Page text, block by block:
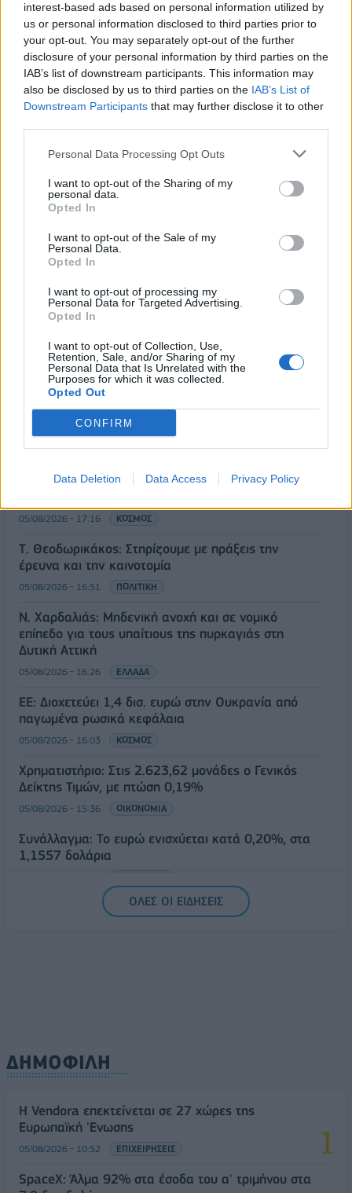
interest-based ads based on personal information utilized by
us or personal information disclosed to third parties prior to
your opt-out. You may separately opt-out of the further
disclosure of your personal information by third parties on the
IAB’s list of downstream participants. This information may
also be disclosed by us to third parties on the IAB’s List of
Downstream Participants that may further disclose it to other
Personal Data Processing Opt Outs
I want to opt-out of the Sharing of my
personal data.
Opted In
I want to opt-out of the Sale of my
Personal Data.
Opted In
I want to opt-out of processing my
Personal Data for Targeted Advertising.
Opted In
I want to opt-out of Collection, Use,
Retention, Sale, and/or Sharing of my
Personal Data that Is Unrelated with the
Purposes for which it was collected.
Opted Out
CONFIRM
Data Deletion Data Access Privacy Policy
εκατ. ευρώ ο τζίρος
05/08/2026 - 18:27
Είσοδος της γαλλικής Meridiam στην ηλεκτρική
διασύνδεση Ελλάδας – Κύπρου
ΔΕΗ: Ισχυρή ανάπτυξη στο α΄ εξάμηνο 2026 με
προσαρμοσμένο EBITDA στα 1,2 δισ. ευρώ
05/08/2026 - 17:51 ΕΝΕΡΓΕΙΑ
Όμιλος AKTOR: Εξαγοράζει το 75% των ΗΛΕΚΤΩΡ
και THALIS – Στρατηγική συνεργασία με τη Motor
Oil
05/08/2026 - 17:39 ΕΠΙΧΕΙΡΗΣΕΙΣ
τομέα τον Ιούλιο - Δημιουργήθηκαν μόνο 44.000
05/08/2026 - 17:16 ΚΟΣΜΟΣ
Τ. Θεοδωρικάκος: Στηρίζουμε με πράξεις την
έρευνα και την καινοτομία
05/08/2026 - 16:51 ΠΟΛΙΤΙΚΗ
Ν. Χαρδαλιάς: Μηδενική ανοχή και σε νομικό
επίπεδο για τους υπαίτιους της πυρκαγιάς στη
Δυτική Αττική
05/08/2026 - 16:26 ΕΛΛΑΔΑ
ΕΕ: Διοχετεύει 1,4 δισ. ευρώ στην Ουκρανία από
παγωμένα ρωσικά κεφάλαια
05/08/2026 - 16:03 ΚΟΣΜΟΣ
Χρηματιστήριο: Στις 2.623,62 μονάδες ο Γενικός
Δείκτης Τιμών, με πτώση 0,19%
05/08/2026 - 15:36 ΟΙΚΟΝΟΜΙΑ
Συνάλλαγμα: Το ευρώ ενισχύεται κατά 0,20%, στα
1,1557 δολάρια
ΟΛΕΣ ΟΙ ΕΙΔΗΣΕΙΣ
ΔΗΜΟΦΙΛΗ
Η Vendora επεκτείνεται σε 27 χώρες της
Ευρωπαϊκή 'Ενωσης
05/08/2026 - 10:52 ΕΠΙΧΕΙΡΗΣΕΙΣ
SpaceX: Άλμα 92% στα έσοδα του α' τριμήνου στα